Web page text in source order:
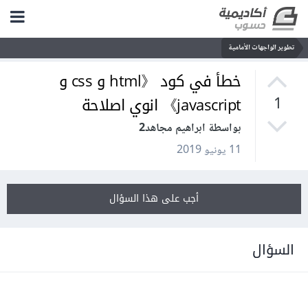
تطوير الواجهات الأمامية
1
خطأ في كود 《html و css و
javascript》 انوي اصلاحة
بواسطة ابراهيم مجاهد2
11 يونيو 2019
أجب على هذا السؤال
السؤال